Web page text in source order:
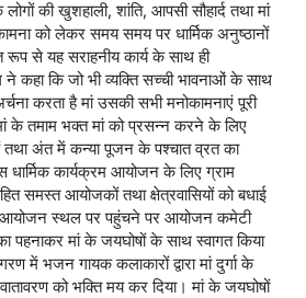
की खुशहाली, शांति, आपसी सौहार्द तथा मां
को लेकर समय समय पर धार्मिक अनुष्ठानों
रूप से यह सराहनीय कार्य के साथ ही
कहा कि जो भी व्यक्ति सच्ची भावनाओं के साथ
करता है मां उसकी सभी मनोकामनाएं पूरी
के तमाम भक्त मां को प्रसन्न करने के लिए
तथा अंत में कन्या पूजन के पश्चात व्रत का
कार्यक्रम आयोजन के लिए ग्राम
समस्त आयोजकों तथा क्षेत्रवासियों को बधाई
आयोजन स्थल पर पहुंचने पर आयोजन कमेटी
पहनाकर मां के जयघोषों के साथ स्वागत किया
में भजन गायक कलाकारों द्वारा मां दुर्गा के
को भक्ति मय कर दिया। मां के जयघोषों